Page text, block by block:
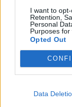
I want to
Retention,
Personal
Purposes for
Opted Out
Data